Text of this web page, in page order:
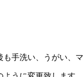
手洗い、うがい、